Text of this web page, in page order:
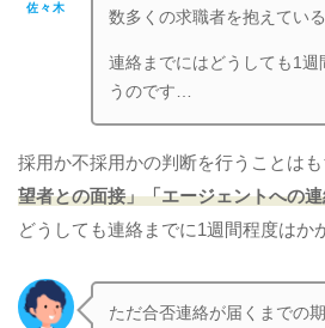
佐々木
数多くの求職者を抱えてい
連絡までにはどうしても1週
うのです…
採用か不採用かの判断を行うことはも
望者との面接」「エージェントへの
どうしても連絡までに1週間程度はか
ただ合否連絡が届くまでの